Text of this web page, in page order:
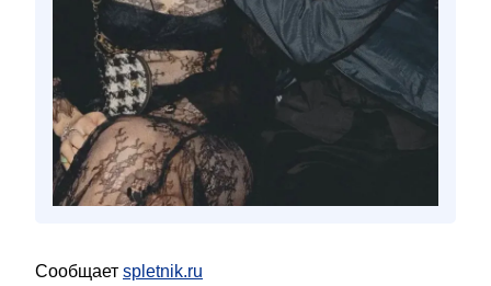
Сообщает spletnik.ru